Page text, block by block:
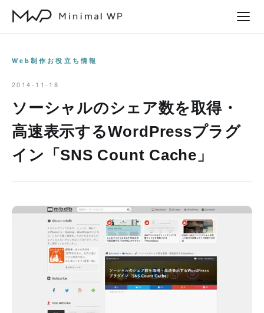
Web制作お役立ち情報
2014-11-18
ソーシャルのシェア数を取得・
高速表示するWordPressプラグ
イン「SNS Count Cache」